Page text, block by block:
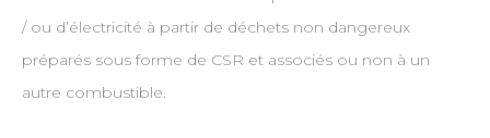
/ ou d’électricité à partir de déchets non dangereux
préparés sous forme de CSR et associés ou non à un
autre combustible.